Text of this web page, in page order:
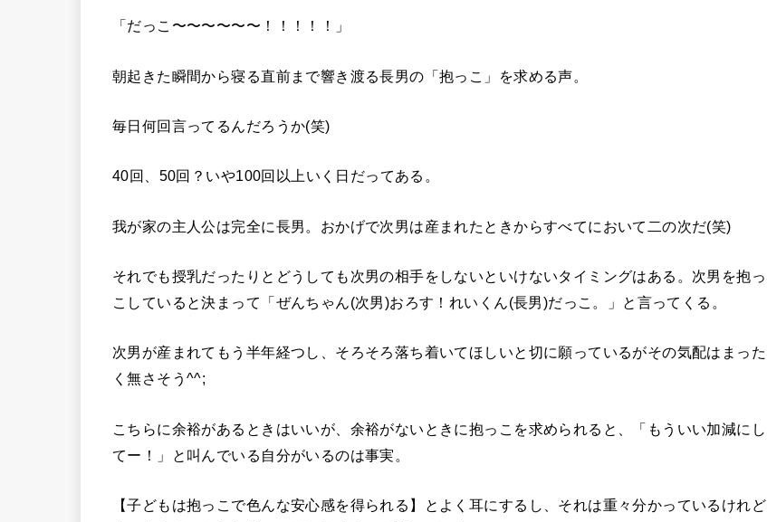
「だっこ〜〜〜〜〜〜！！！！！」
朝起きた瞬間から寝る直前まで響き渡る長男の「抱っこ」を求める声。
毎日何回言ってるんだろうか(笑)
40回、50回？いや100回以上いく日だってある。
我が家の主人公は完全に長男。おかげで次男は産まれたときからすべてにおいて二の次だ(笑)
それでも授乳だったりとどうしても次男の相手をしないといけないタイミングはある。次男を抱っ
こしていると決まって「ぜんちゃん(次男)おろす！れいくん(長男)だっこ。」と言ってくる。
次男が産まれてもう半年経つし、そろそろ落ち着いてほしいと切に願っているがその気配はまった
く無さそう^^;
こちらに余裕があるときはいいが、余裕がないときに抱っこを求められると、「もういい加減にし
てー！」と叫んでいる自分がいるのは事実。
【子どもは抱っこで色んな安心感を得られる】とよく耳にするし、それは重々分かっているけれど